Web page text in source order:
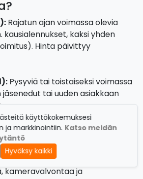
käyttökokemuksesi
ja markkinointiin. Katso meidän
Hyväksy kaikki
Rajatun ajan voimassa olevia
kaksi yhden
Hinta päivittyy
Pysyviä tai toistaiseksi voimassa
jäsenedut tai uuden asiakkaan
Sector Alarm
Euroopan johtavista kodin ja
tarjoajista. Se tarjoaa
kameravalvontaa ja